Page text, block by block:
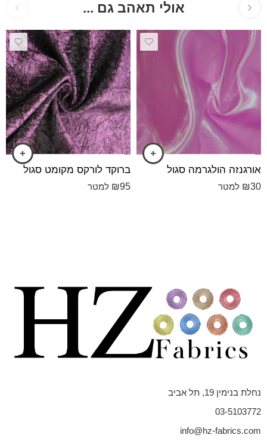
אולי תאהב גם ...
אורגנזה הולגרמה סגול
₪30 למטר
ברוקד לורקס מקומט סגול
₪95 למטר
נחלת בנימין 19, תל אביב
03-5103772
info@hz-fabrics.com